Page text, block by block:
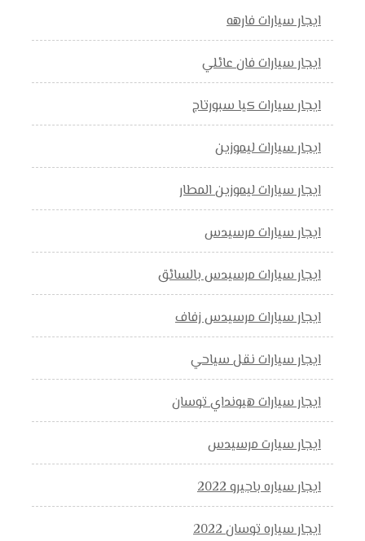
ايجار سيارات فارهه
ايجار سيارات فان عائلي
ايجار سيارات كيا سبورتاج
ايجار سيارات ليموزين
ايجار سيارات ليموزين المطار
ايجار سيارات مرسيدس
ايجار سيارات مرسيدس بالسائق
ايجار سيارات مرسيدس زفاف
ايجار سيارات نقل سياحي
ايجار سيارات هيونداي توسان
ايجار سيارت مرسيدس
ايجار سياره باجيرو 2022
ايجار سياره توسان 2022